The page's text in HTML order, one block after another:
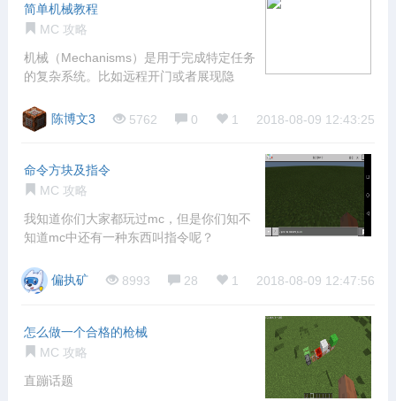
简单机械教程
MC 攻略
机械（Mechanisms）是用于完成特定任务
的复杂系统。比如远程开门或者展现隐
陈博文3 5762 0 1 2018-08-09 12:43:25
命令方块及指令
MC 攻略
我知道你们大家都玩过mc，但是你们知不
知道mc中还有一种东西叫指令呢？
偏执矿 8993 28 1 2018-08-09 12:47:56
怎么做一个合格的枪械
MC 攻略
直蹦话题